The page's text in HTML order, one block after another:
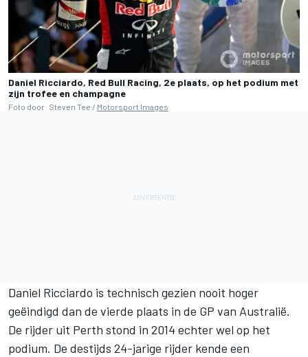
Daniel Ricciardo, Red Bull Racing, 2e plaats, op het podium met
zijn trofee en champagne
Foto door: Steven Tee / Motorsport Images
Daniel Ricciardo is technisch gezien nooit hoger
geëindigd dan de vierde plaats in de GP van Australië.
De rijder uit Perth stond in 2014 echter wel op het
podium. De destijds 24-jarige rijder kende een